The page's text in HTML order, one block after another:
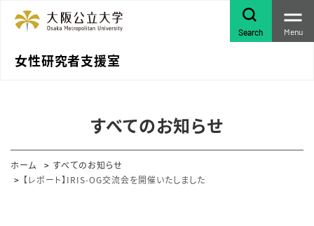
女性研究者支援室
Search Menu
すべてのお知らせ
ホーム
すべてのお知らせ
【レポート】IRIS-OG交流会を開催いたしました